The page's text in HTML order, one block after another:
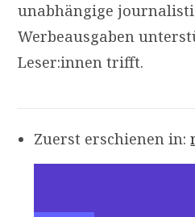
unabhängige
Werbeausgaben
Leser:innen trifft.
Zuerst erschienen in: